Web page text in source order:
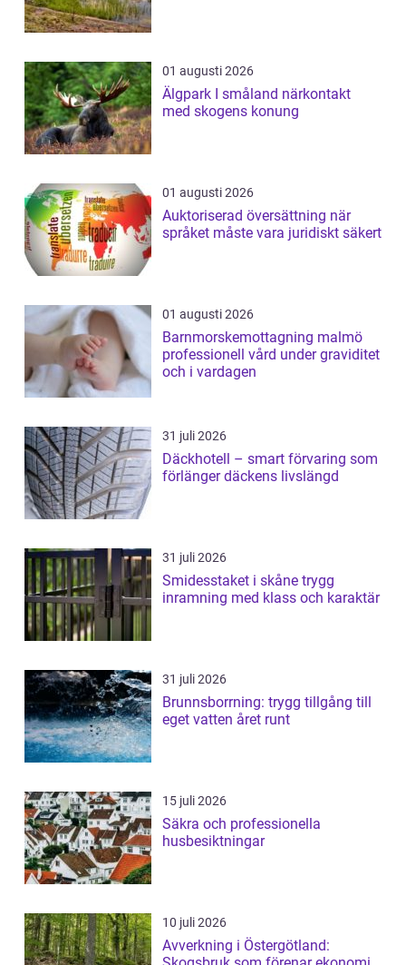
01 augusti 2026
Älgpark I småland närkontakt
med skogens konung
01 augusti 2026
Auktoriserad översättning när
språket måste vara juridiskt säkert
01 augusti 2026
Barnmorskemottagning malmö
professionell vård under graviditet
och i vardagen
31 juli 2026
Däckhotell – smart förvaring som
förlänger däckens livslängd
31 juli 2026
Smidesstaket i skåne trygg
inramning med klass och karaktär
31 juli 2026
Brunnsborrning: trygg tillgång till
eget vatten året runt
15 juli 2026
Säkra och professionella
husbesiktningar
10 juli 2026
Avverkning i Östergötland: